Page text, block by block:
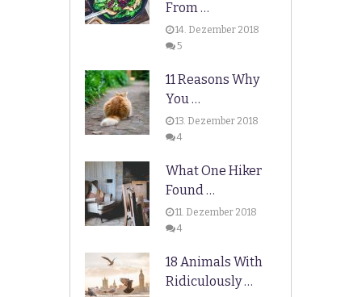
From …
14. Dezember 2018
5
11 Reasons Why
You …
13. Dezember 2018
4
What One Hiker
Found …
11. Dezember 2018
4
18 Animals With
Ridiculously …